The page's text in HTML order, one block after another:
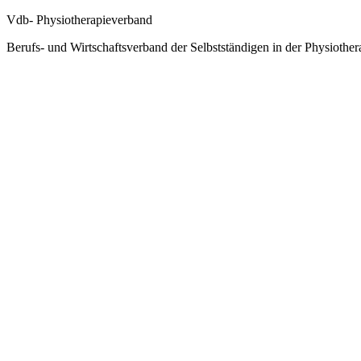
Vdb- Physiotherapieverband
Berufs- und Wirtschaftsverband der Selbstständigen in der